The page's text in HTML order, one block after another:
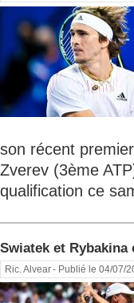
son récent
Zverev (3ème
qualification ce
Swiatek et Rybakina
Ric. Alvear- Publié le 04/07/